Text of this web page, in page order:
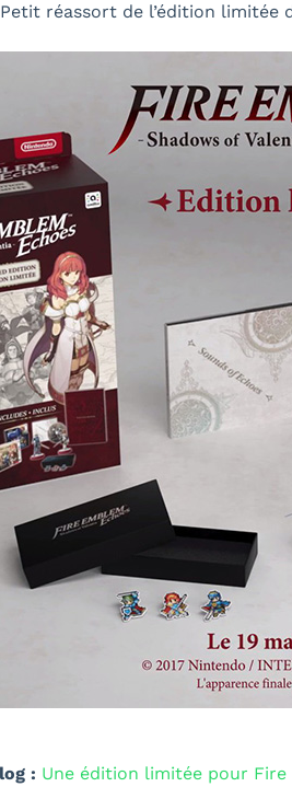
Petit réassort de l’édition limitée
: Une édition limitée pour Fire